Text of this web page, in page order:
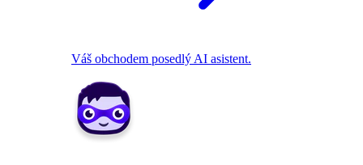
Váš obchodem posedlý AI asistent.